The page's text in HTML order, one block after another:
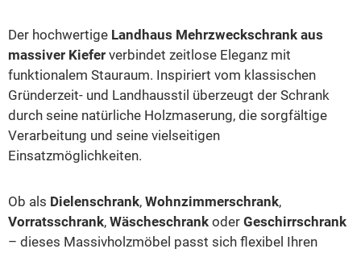
Der hochwertige Landhaus Mehrzweckschrank aus
massiver Kiefer verbindet zeitlose Eleganz mit
funktionalem Stauraum. Inspiriert vom klassischen
Gründerzeit- und Landhausstil überzeugt der Schrank
durch seine natürliche Holzmaserung, die sorgfältige
Verarbeitung und seine vielseitigen
Einsatzmöglichkeiten.
Ob als Dielenschrank, Wohnzimmerschrank,
Vorratsschrank, Wäscheschrank oder Geschirrschrank
– dieses Massivholzmöbel passt sich flexibel Ihren